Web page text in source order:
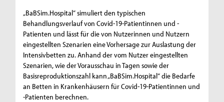
„BaBSim.Hospital“ simuliert den typischen
Behandlungsverlauf von Covid-19-Patientinnen und -
Patienten und lässt für die von Nutzerinnen und Nutzern
eingestellten Szenarien eine Vorhersage zur Auslastung der
Intensivbetten zu. Anhand der vom Nutzer eingestellten
Szenarien, wie der Vorausschau in Tagen sowie der
Basisreproduktionszahl kann „BaBSim.Hospital“ die Bedarfe
an Betten in Krankenhäusern für Covid-19-Patientinnen und
-Patienten berechnen.